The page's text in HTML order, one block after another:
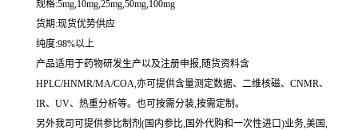
规格:5mg,10mg,25mg,50mg,100mg
货期:现货优势供应
纯度:98%以上
产品适用于药物研发生产以及注册申报,随货资料含
HPLC/HNMR/MA/COA,亦可提供含量测定数据、二维核磁、CNMR、
IR、UV、热重分析等。也可按需分装,按需定制。
另外我司可提供参比制剂(国内参比,国外代购和一次性进口)业务,美国,